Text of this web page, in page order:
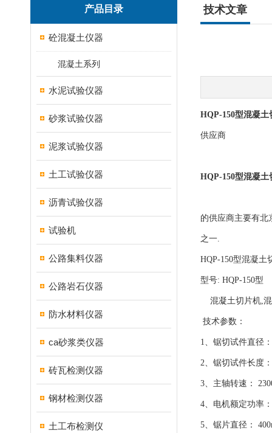
产品目录
砼混凝土仪器
混凝土系列
水泥试验仪器
砂浆试验仪器
泥浆试验仪器
土工试验仪器
沥青试验仪器
试验机
公路集料仪器
公路岩石仪器
防水材料仪器
ca砂浆类仪器
砖瓦检测仪器
钢材检测仪器
土工布检测仪
技术文章
HQP-150型混凝
供应商
HQP-150型混凝
的供应商主要有北
之一.
HQP-150型混凝土
型号: HQP-150型
混凝土切片机,混
技术参数：
1、锯切试件直径
2、锯切试件长度
3、主轴转速：
4、电机额定功率
5、锯片直径：